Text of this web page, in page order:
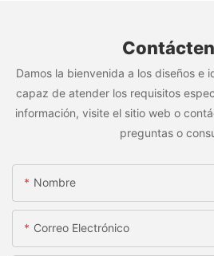
Damos la bienvenida a los diseños e
capaz de atender los requisitos
información, visite el sitio web o
preguntas o
Nombre
Correo Electrónico